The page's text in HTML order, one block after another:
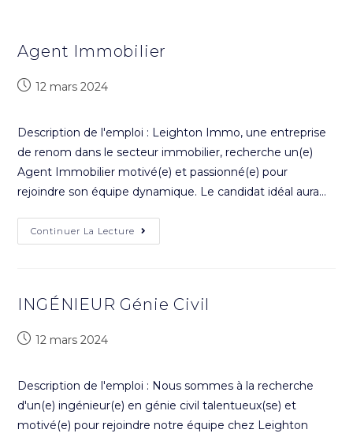
Agent Immobilier
12 mars 2024
Description de l'emploi : Leighton Immo, une entreprise
de renom dans le secteur immobilier, recherche un(e)
Agent Immobilier motivé(e) et passionné(e) pour
rejoindre son équipe dynamique. Le candidat idéal aura…
Continuer La Lecture
INGÉNIEUR Génie Civil
12 mars 2024
Description de l'emploi : Nous sommes à la recherche
d'un(e) ingénieur(e) en génie civil talentueux(se) et
motivé(e) pour rejoindre notre équipe chez Leighton